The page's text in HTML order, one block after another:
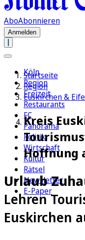
AboAbonnieren
Anmelden
Köln
Region
Freizeit
Restaurants
FC
Panorama
Politik
Wirtschaft
Kultur
Rätsel
Newsletter
E-Paper
Startseite
Region
Euskirchen &
Kreis
Hoffnung
Urlaub
Lehren
Euskirchen